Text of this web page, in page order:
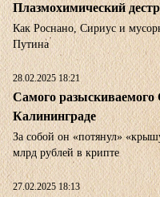
Плазмохимический
Как Роснано, Сириус и
Путина
28.02.2025 18:21
Самого
Калининграде
За собой он «потянул»
млрд рублей в крипте
27.02.2025 18:13